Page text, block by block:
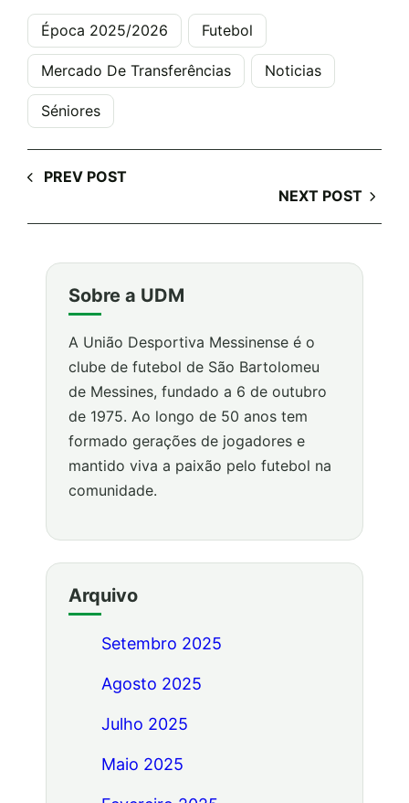
Época 2025/2026 Futebol
Mercado De Transferências Noticias
Séniores
PREV POST
NEXT POST
Sobre a UDM
A União Desportiva Messinense é o
clube de futebol de São Bartolomeu
de Messines, fundado a 6 de outubro
de 1975. Ao longo de 50 anos tem
formado gerações de jogadores e
mantido viva a paixão pelo futebol na
comunidade.
Arquivo
Setembro 2025
Agosto 2025
Julho 2025
Maio 2025